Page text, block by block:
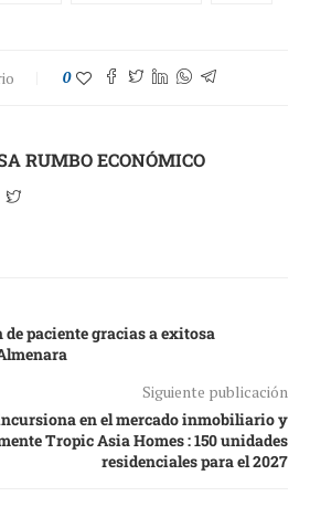
0
RUMBO ECONÓMICO
paciente gracias a exitosa
Siguiente publicación
en el mercado inmobiliario y
Tropic Asia Homes : 150 unidades
residenciales para el 2027